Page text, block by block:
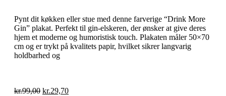
Pynt dit køkken eller stue med denne farverige “Drink More
Gin” plakat. Perfekt til gin-elskeren, der ønsker at give deres
hjem et moderne og humoristisk touch. Plakaten måler 50×70
cm og er trykt på kvalitets papir, hvilket sikrer langvarig
holdbarhed og
kr.99,00 kr.29,70